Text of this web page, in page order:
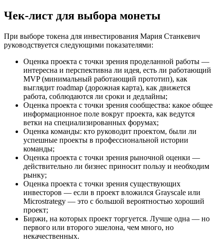
Чек-лист для выбора монеты
При выборе токена для инвестирования Мария Станкевич
руководствуется следующими показателями:
Оценка проекта с точки зрения проделанной работы —
интересна и перспективна ли идея, есть ли работающий
MVP (минимальный работающий прототип), как
выглядит roadmap (дорожная карта), как движется
работа, соблюдаются ли сроки и дедлайны;
Оценка проекта с точки зрения сообщества: какое общее
информационное поле вокруг проекта, как ведутся
ветки на специализированных форумах;
Оценка команды: кто руководит проектом, были ли
успешные проекты в профессиональной истории
команды;
Оценка проекта с точки зрения рыночной оценки —
действительно ли бизнес приносит пользу и необходим
рынку;
Оценка проекта с точки зрения существующих
инвесторов — если в проект вложился Grayscale или
Microstrategy — это с большой вероятностью хороший
проект;
Биржи, на которых проект торгуется. Лучше одна — но
первого или второго эшелона, чем много, но
некачественных.